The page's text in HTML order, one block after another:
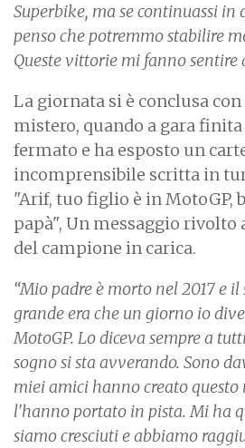
Superbike, ma se continuassi in
penso che potremmo stabilire
Queste vittorie mi fanno sentire
La giornata si è conclusa
mistero, quando a gara
fermato e ha esposto un
incomprensibile scritta in
"Arif, tuo figlio è in MotoGP,
papà", Un messaggio rivolto
del campione in carica.
“Mio padre è morto nel 2017 e il
grande era che un giorno io
MotoGP. Lo diceva sempre a
sogno si sta avverando. Sono
miei amici hanno creato questo
l'hanno portato in pista. Mi ha
siamo cresciuti e abbiamo